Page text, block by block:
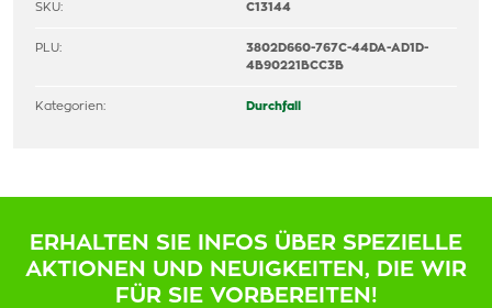
SKU: C13144
PLU:
3802D660-767C-44DA-AD1D-
4B90221BCC3B
Kategorien: Durchfall
ERHALTEN SIE INFOS ÜBER SPEZIELLE
AKTIONEN UND NEUIGKEITEN, DIE WIR
FÜR SIE VORBEREITEN!